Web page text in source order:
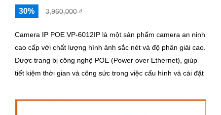
30% 3,960,000 ₫
Camera IP POE VP-6012IP là một sản phẩm camera an ninh
cao cấp với chất lượng hình ảnh sắc nét và độ phân giải cao.
Được trang bị công nghệ POE (Power over Ethernet), giúp
tiết kiệm thời gian và công sức trong việc cấu hình và cài đặt